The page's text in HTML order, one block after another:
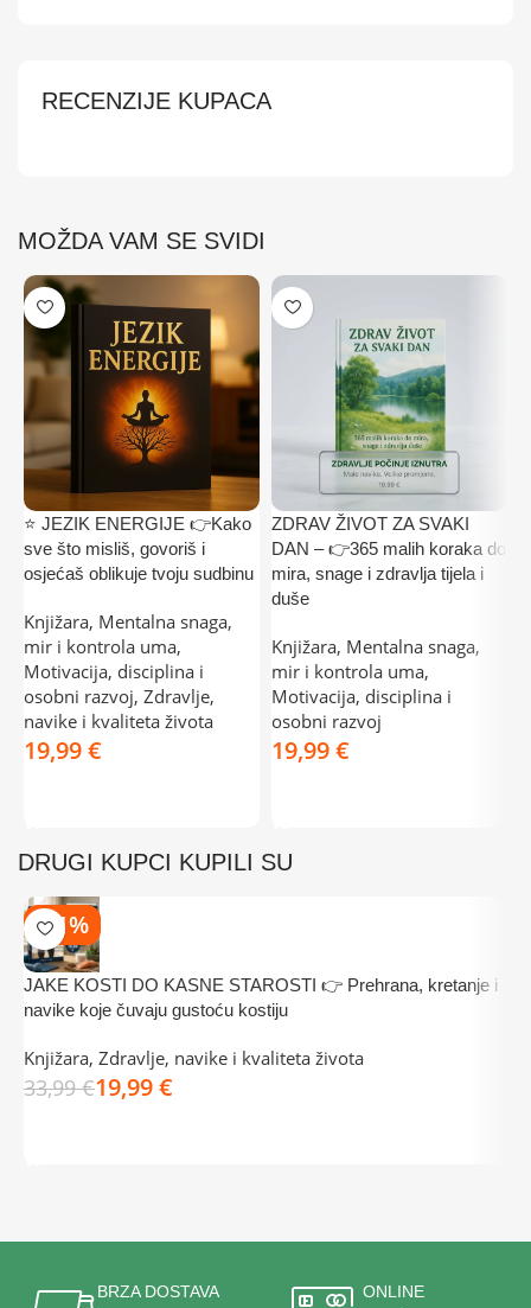
RECENZIJE KUPACA
MOŽDA VAM SE SVIDI
⭐ JEZIK ENERGIJE 👉Kako
sve što misliš, govoriš i
osjećaš oblikuje tvoju sudbinu
Knjižara, Mentalna snaga,
mir i kontrola uma,
Motivacija, disciplina i
osobni razvoj, Zdravlje,
navike i kvaliteta života
€
ZDRAV ŽIVOT ZA SVAKI
DAN – 👉365 malih koraka do
mira, snage i zdravlja tijela i
duše
Knjižara, Mentalna snaga,
mir i kontrola uma,
Motivacija, disciplina i
osobni razvoj
€
DRUGI KUPCI KUPILI SU
-41%
JAKE KOSTI DO KASNE STAROSTI 👉 Prehrana, kretanje i
navike koje čuvaju gustoću kostiju
Knjižara, Zdravlje, navike i kvaliteta života
33,99€19,99€
BRZA DOSTAVA
ONLINE